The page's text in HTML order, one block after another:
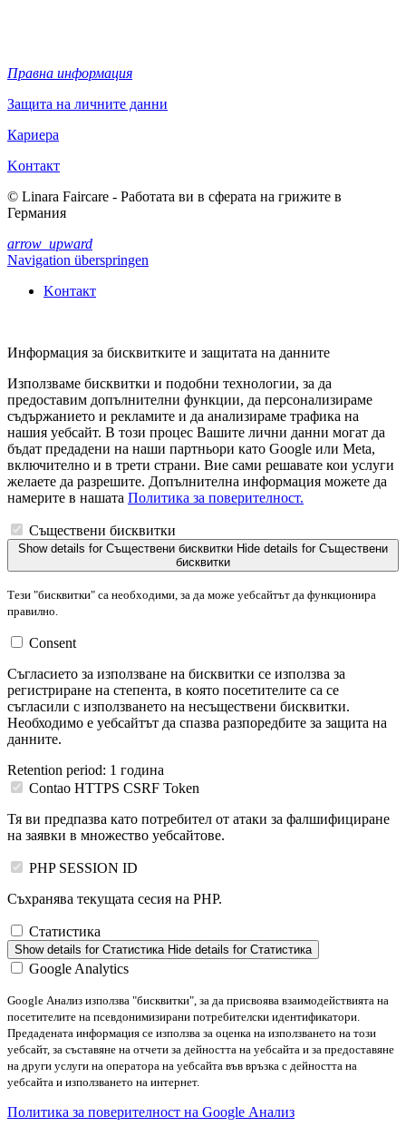
Правна информация
Защита на личните данни
Кариера
Kонтакт
© Linara Faircare - Работата ви в сферата на грижите в
Германия
arrow_upward
Navigation überspringen
Kонтакт
Информация за бисквитките и защитата на данните
Използваме бисквитки и подобни технологии, за да
предоставим допълнителни функции, да персонализираме
съдържанието и рекламите и да анализираме трафика на
нашия уебсайт. В този процес Вашите лични данни могат да
бъдат предадени на наши партньори като Google или Meta,
включително и в трети страни. Вие сами решавате кои услуги
желаете да разрешите. Допълнителна информация можете да
намерите в нашата Политика за поверителност.
Съществени бисквитки
Show details for Съществени бисквитки Hide details for Съществени
бисквитки
Тези "бисквитки" са необходими, за да може уебсайтът да функционира
правилно.
Consent
Съгласието за използване на бисквитки се използва за
регистриране на степента, в която посетителите са се
съгласили с използването на несъществени бисквитки.
Необходимо е уебсайтът да спазва разпоредбите за защита на
данните.
Retention period: 1 година
Contao HTTPS CSRF Token
Тя ви предпазва като потребител от атаки за фалшифициране
на заявки в множество уебсайтове.
PHP SESSION ID
Съхранява текущата сесия на PHP.
Статистика
Show details for Статистика Hide details for Статистика
Google Analytics
Google Анализ използва "бисквитки", за да присвоява взаимодействията на
посетителите на псевдонимизирани потребителски идентификатори.
Предадената информация се използва за оценка на използването на този
уебсайт, за съставяне на отчети за дейността на уебсайта и за предоставяне
на други услуги на оператора на уебсайта във връзка с дейността на
уебсайта и използването на интернет.
Политика за поверителност на Google Анализ